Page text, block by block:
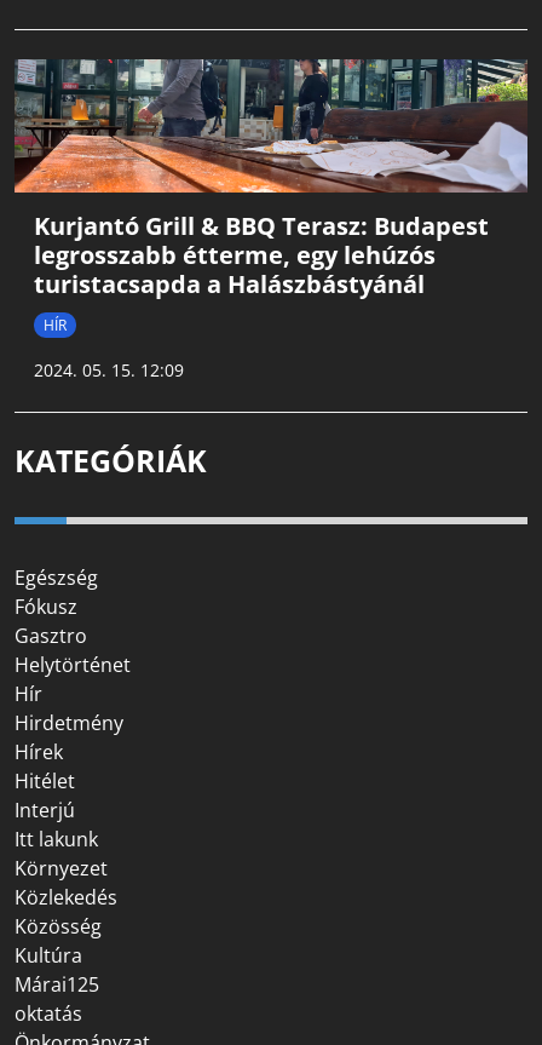
Kurjantó Grill & BBQ Terasz: Budapest
legrosszabb étterme, egy lehúzós
turistacsapda a Halászbástyánál
HÍR
2024. 05. 15. 12:09
KATEGÓRIÁK
Egészség
Fókusz
Gasztro
Helytörténet
Hír
Hirdetmény
Hírek
Hitélet
Interjú
Itt lakunk
Környezet
Közlekedés
Közösség
Kultúra
Márai125
oktatás